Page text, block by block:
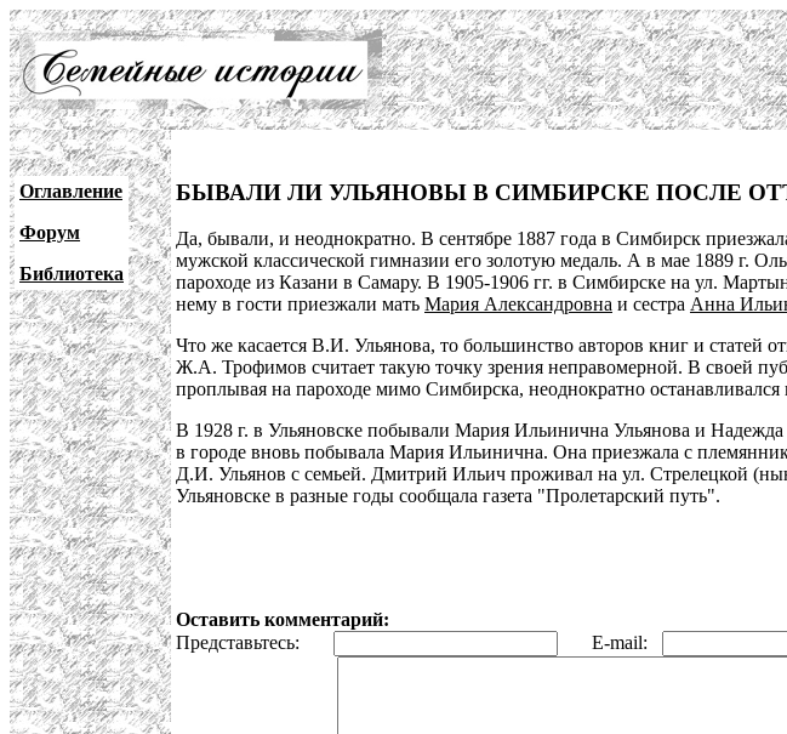
Оглавление
Форум
Библиотека
БЫВАЛИ ЛИ УЛЬЯНОВЫ В СИМБИРСКЕ ПОСЛЕ
Да, бывали, и неоднократно. В сентябре 1887 года в Симбирск
мужской классической гимназии его золотую медаль. А в мае 1889 г.
пароходе из Казани в Самару. В 1905-1906 гг. в Симбирске на ул.
нему в гости приезжали мать Мария Александровна и сестра Анна
Что же касается В.И. Ульянова, то большинство авторов книг и статей
Ж.А. Трофимов считает такую точку зрения неправомерной. В своей
проплывая на пароходе мимо Симбирска, неоднократно
В 1928 г. в Ульяновске побывали Мария Ильинична Ульянова и
в городе вновь побывала Мария Ильинична. Она приезжала с
Д.И. Ульянов с семьей. Дмитрий Ильич проживал на ул. Стрелецкой
Ульяновске в разные годы сообщала газета "Пролетарский путь".
Оставить комментарий:
Представьтесь:
E-mail: